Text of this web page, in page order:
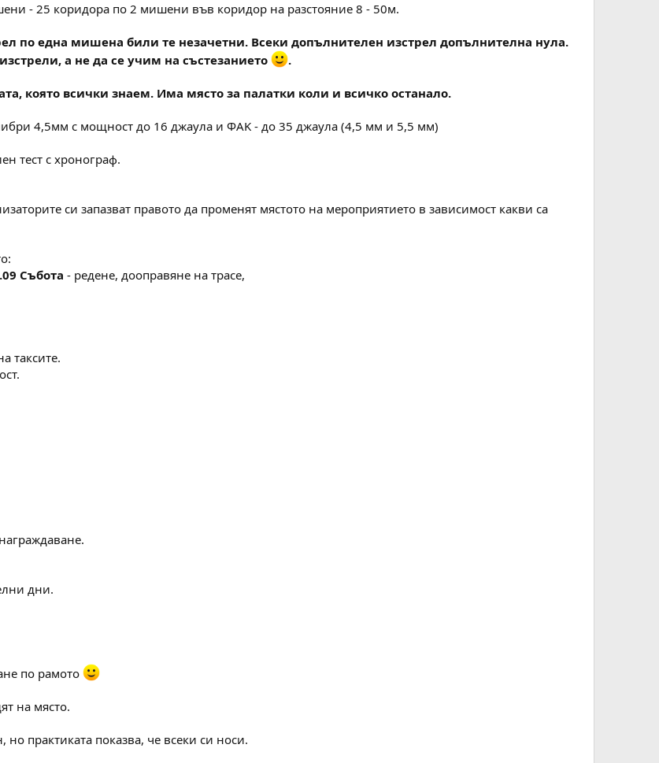
- 25 коридора по 2 мишени във коридор на разстояние 8 - 50м.
по една мишена били те незачетни. Всеки допълнителен изстрел допълнителна нула.
а не да се учим на състезанието
.
която всички знаем. Има място за палатки коли и всичко останало.
4,5мм с мощност до 16 джаула и ФАK - до 35 джаула (4,5 мм и 5,5 мм)
тест с хронограф.
си запазват правото да променят мястото на мероприятието в зависимост какви са
Събота - редене, дооправяне на трасе,
таксите.
дни.
по рамото
на място.
практиката показва, че всеки си носи.